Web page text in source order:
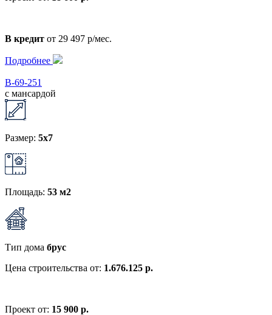
В кредит от 29 497 р/мес.
Подробнее
В-69-251
с мансардой
Размер: 5x7
Площадь: 53 м2
Тип дома брус
Цена строительства от: 1.676.125 р.
Проект от: 15 900 р.